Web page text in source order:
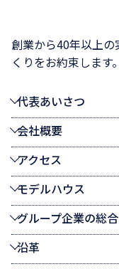
創業から40年以上
くりをお約束します。
代表あいさつ
会社概要
アクセス
モデルハウス
グループ企業の総
沿革